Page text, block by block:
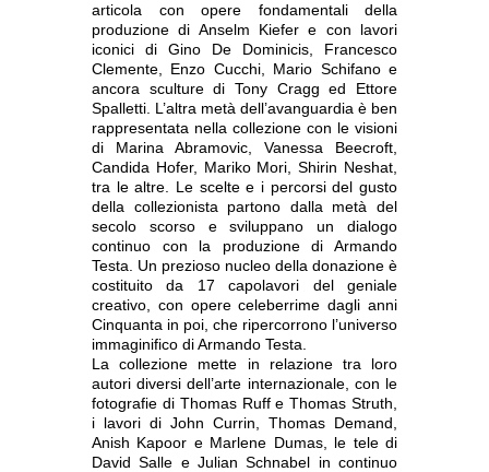
articola con opere fondamentali della
produzione di Anselm Kiefer e con lavori
iconici di Gino De Dominicis, Francesco
Clemente, Enzo Cucchi, Mario Schifano e
ancora sculture di Tony Cragg ed Ettore
Spalletti. L’altra metà dell’avanguardia è ben
rappresentata nella collezione con le visioni
di Marina Abramovic, Vanessa Beecroft,
Candida Hofer, Mariko Mori, Shirin Neshat,
tra le altre. Le scelte e i percorsi del gusto
della collezionista partono dalla metà del
secolo scorso e sviluppano un dialogo
continuo con la produzione di Armando
Testa. Un prezioso nucleo della donazione è
costituito da 17 capolavori del geniale
creativo, con opere celeberrime dagli anni
Cinquanta in poi, che ripercorrono l’universo
immaginifico di Armando Testa.
La collezione mette in relazione tra loro
autori diversi dell’arte internazionale, con le
fotografie di Thomas Ruff e Thomas Struth,
i lavori di John Currin, Thomas Demand,
Anish Kapoor e Marlene Dumas, le tele di
David Salle e Julian Schnabel in continuo